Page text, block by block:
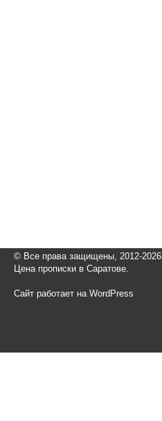
© Все права защищены, 2012-2026
Цена прописки в Саратове.
Сайт работает на WordPress